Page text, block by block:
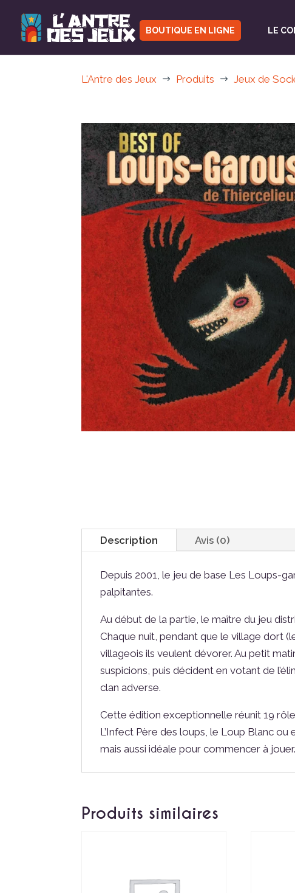
BOUTIQUE EN LIGNE LE
L'Antre des Jeux $ Produits $ Jeux de
Description Avis (0)
Depuis 2001, le jeu de base Les Loups-
palpitantes.
Au début de la partie, le maître du jeu
Chaque nuit, pendant que le village dort
villageois ils veulent dévorer. Au petit
suspicions, puis décident en votant de
clan adverse.
Cette édition exceptionnelle réunit 19
L’Infect Père des loups, le Loup Blanc
mais aussi idéale pour commencer à jouer.
Produits similaires